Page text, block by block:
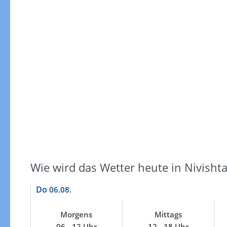
Wie wird das Wetter heute in
Do 06.08.
Morgens
Mittags
Zum animierten Regenradar